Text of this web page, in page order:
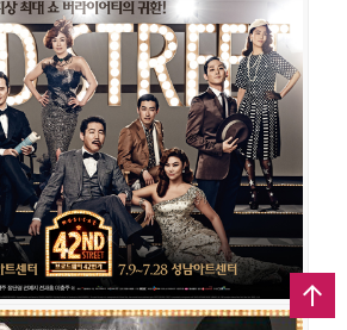
07-28
페라하우스
박해미홍지민정단영전예지전재홍 이충주
용수장재권박혜미유혜련조수임김성수나세